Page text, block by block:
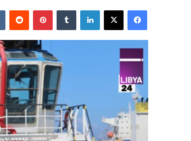
فيسبوك ‫X لينكدإن بينتيريست